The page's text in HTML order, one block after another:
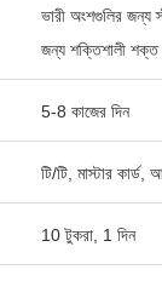
ভারী অংশগুলির জন্য
জন্য শক্তিশালী
5-8 কাজের দিন
টি/টি, মাস্টার কার্ড,
10 টুকরা, 1 দিন